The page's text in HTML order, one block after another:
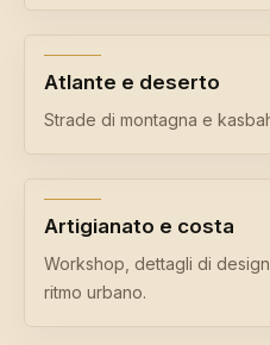
Atlante e deserto
Strade di montagna e
Artigianato e costa
Workshop, dettagli di
ritmo urbano.